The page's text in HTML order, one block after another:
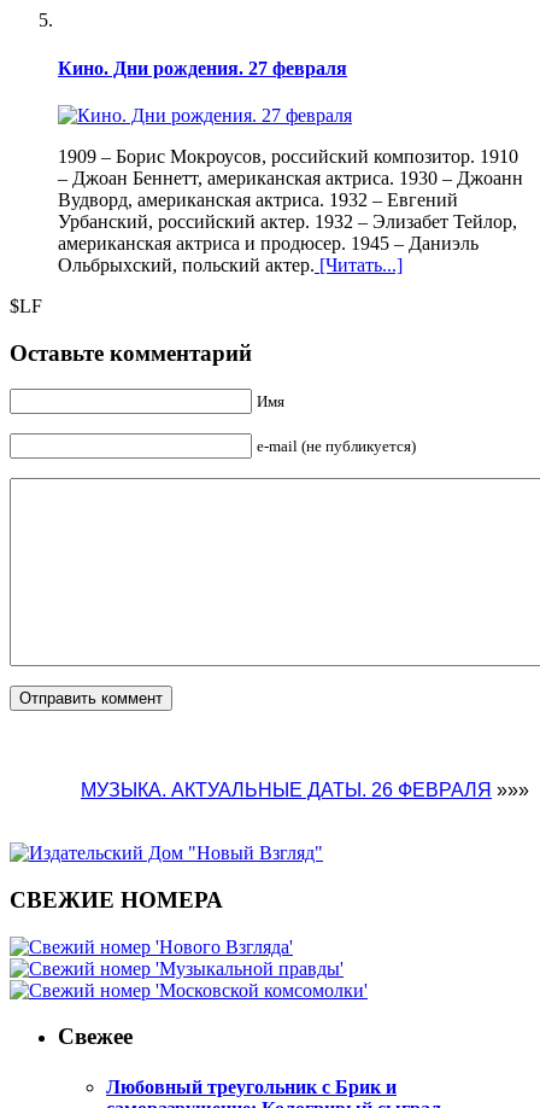
Кино. Дни рождения. 27 февраля
1909 – Борис Мокроусов, российский композитор. 1910
– Джоан Беннетт, американская актриса. 1930 – Джоанн
Вудворд, американская актриса. 1932 – Евгений
Урбанский, российский актер. 1932 – Элизабет Тейлор,
американская актриса и продюсер. 1945 – Даниэль
Ольбрыхский, польский актер. [Читать...]
$LF
Оставьте комментарий
Имя
e-mail (не публикуется)
МУЗЫКА. АКТУАЛЬНЫЕ ДАТЫ. 26 ФЕВРАЛЯ »»»
СВЕЖИЕ НОМЕРА
Свежее
Любовный треугольник с Брик и